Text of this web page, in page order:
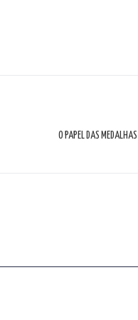
O PAPEL DAS MEDALHAS